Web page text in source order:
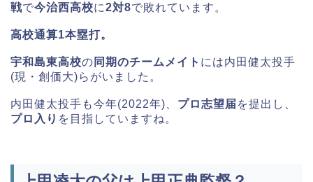
戦で今治西高校に2対8で敗れています。
高校通算1本塁打。
宇和島東高校の 同期のチームメイト には内田健太投手
(現・創価大)らがいました。
内田健太投手も今年(2022年)、 プロ志望届を提出し、
プロ入り を目指していますね。